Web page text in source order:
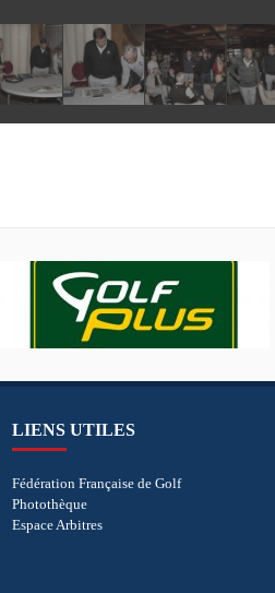
LIENS UTILES
Fédération Française de Golf
Photothèque
Espace Arbitres